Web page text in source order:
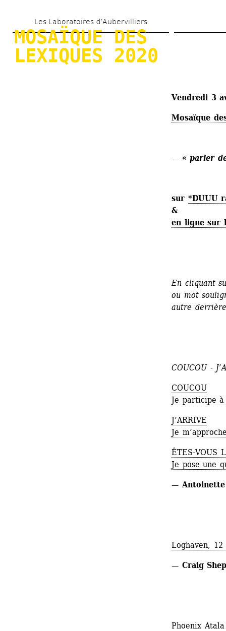
au
contenu
principal
Les Laboratoires d’Aubervilliers
MOSAÏQUE DES
LEXIQUES 2020
Vendredi 3
Mosaïque
— « parler
sur *DUUU
&
en ligne sur
En cliquant
ou mot
autre
COUCOU -
COUCOU
Je participe
J’ARRIVE
Je
ÊTES-VOUS
Je pose une
— Antoinette
Loghaven, 12
— Craig
Phoenix